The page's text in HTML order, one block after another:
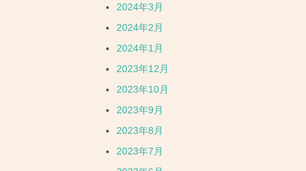
2024年3月
2024年2月
2024年1月
2023年12月
2023年10月
2023年9月
2023年8月
2023年7月